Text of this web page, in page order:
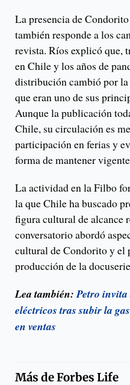
La presencia de
también responde a los
revista. Ríos explicó que,
en Chile y los años de
distribución cambió por
que eran uno de sus
Aunque la publicación
Chile, su circulación es
participación en ferias y
forma de mantener
La actividad en la Filbo
la que Chile ha buscado
figura cultural de alcance
conversatorio abordó
cultural de Condorito y el
producción de la
Lea también:Petro invita
eléctricos tras subir la
en ventas
Más deForbes Life